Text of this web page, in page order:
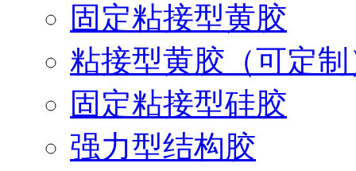
固定粘接型黄胶
粘接型黄胶（可定制
固定粘接型硅胶
强力型结构胶